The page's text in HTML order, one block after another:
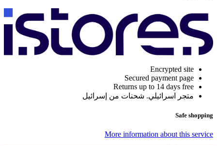
Encrypted site
Secured payment page
Returns up to 14 days free
متجر اسرائيلي. شحنات من إسرائيل
Safe shopping
More information about this service